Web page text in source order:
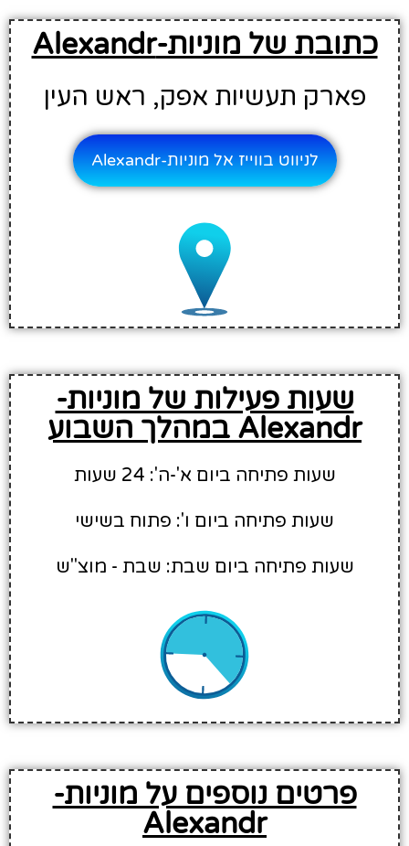
כתובת של מוניות-Alexandr
פארק תעשיות אפק, ראש העין
לניווט בווייז אל מוניות-Alexandr
שעות פעילות של מוניות-
Alexandr במהלך השבוע
שעות פתיחה ביום א'-ה': 24 שעות
שעות פתיחה ביום ו': פתוח בשישי
שעות פתיחה ביום שבת: שבת - מוצ"ש
פרטים נוספים על מוניות-
Alexandr